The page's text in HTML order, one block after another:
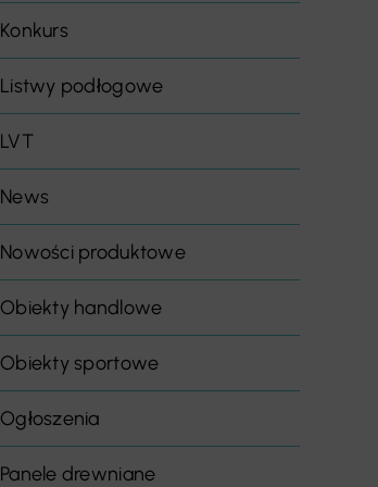
Konkurs
Listwy podłogowe
LVT
News
Nowości produktowe
Obiekty handlowe
Obiekty sportowe
Ogłoszenia
Panele drewniane